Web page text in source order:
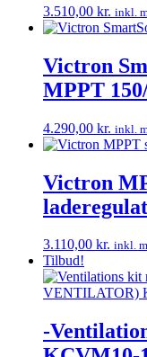
3.510,00 kr. inkl.
Victron
MPPT
4.290,00 kr. inkl.
Victron
3.110,00 kr. inkl.
Tilbud!
-